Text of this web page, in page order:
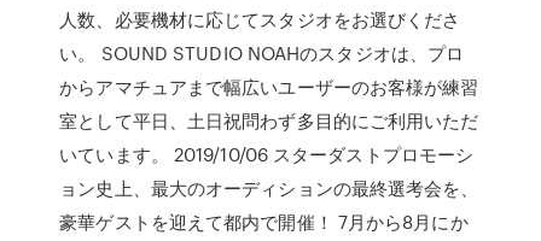
人数、必要機材に応じてスタジオをお選びくださ
い。 SOUND STUDIO NOAHのスタジオは、プロ
からアマチュアまで幅広いユーザーのお客様が練習
室として平日、土日祝問わず多目的にご利用いただ
いています。 2019/10/06 スターダストプロモーシ
ョン史上、最大のオーディションの最終選考会を、
豪華ゲストを迎えて都内で開催！ 7月から8月にか